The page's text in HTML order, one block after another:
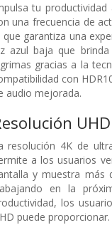
tu
una frecuencia de
que garantiza una
azul baja que
gracias a la
con
audio mejorada.
resolución 4K de
a los usuarios
y muestra más
en la
los
puede proporcionar.